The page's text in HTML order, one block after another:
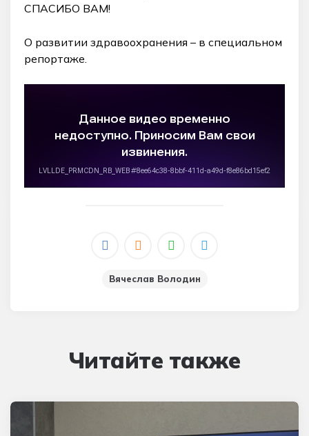
СПАСИБО ВАМ!
О развитии здравоохранения – в специальном
репортаже.
Вячеслав Володин
Читайте также